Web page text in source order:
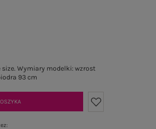
Wymiary modelki: wzrost
93 cm